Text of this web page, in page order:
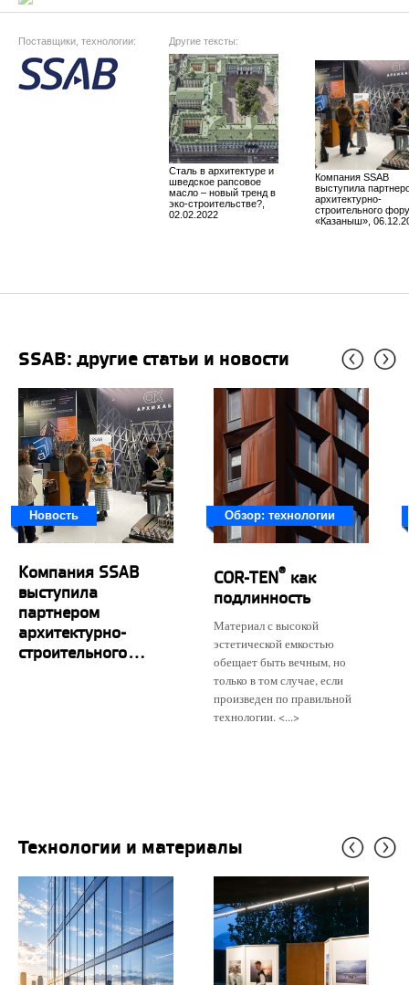
Поставщики, технологии: Другие тексты:
Сталь в архитектуре и
шведское рапсовое
масло – новый тренд в
эко-строительстве?,
02.02.2022
Компания SSAB
выступила
архитектурно-
строительного
«Казаныш»,
SSAB: другие статьи и новости
Новость
Компания SSAB
выступила
партнером
архитектурно-
строительного...
Обзор: технологии
COR-TEN® как
подлинность
Материал с высокой
эстетической емкостью
обещает быть вечным, но
только в том случае, если
произведен по правильной
технологии. <...>
Технологии и материалы